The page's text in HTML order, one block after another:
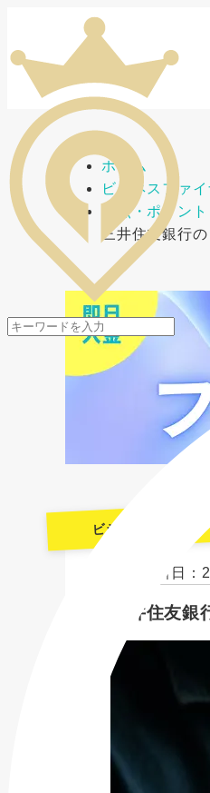
メニューを開閉
ホーム
ビジネスファ
要点・ポイント
三井住友銀行
ビジネスファイナ
最終更新日：
三井住友